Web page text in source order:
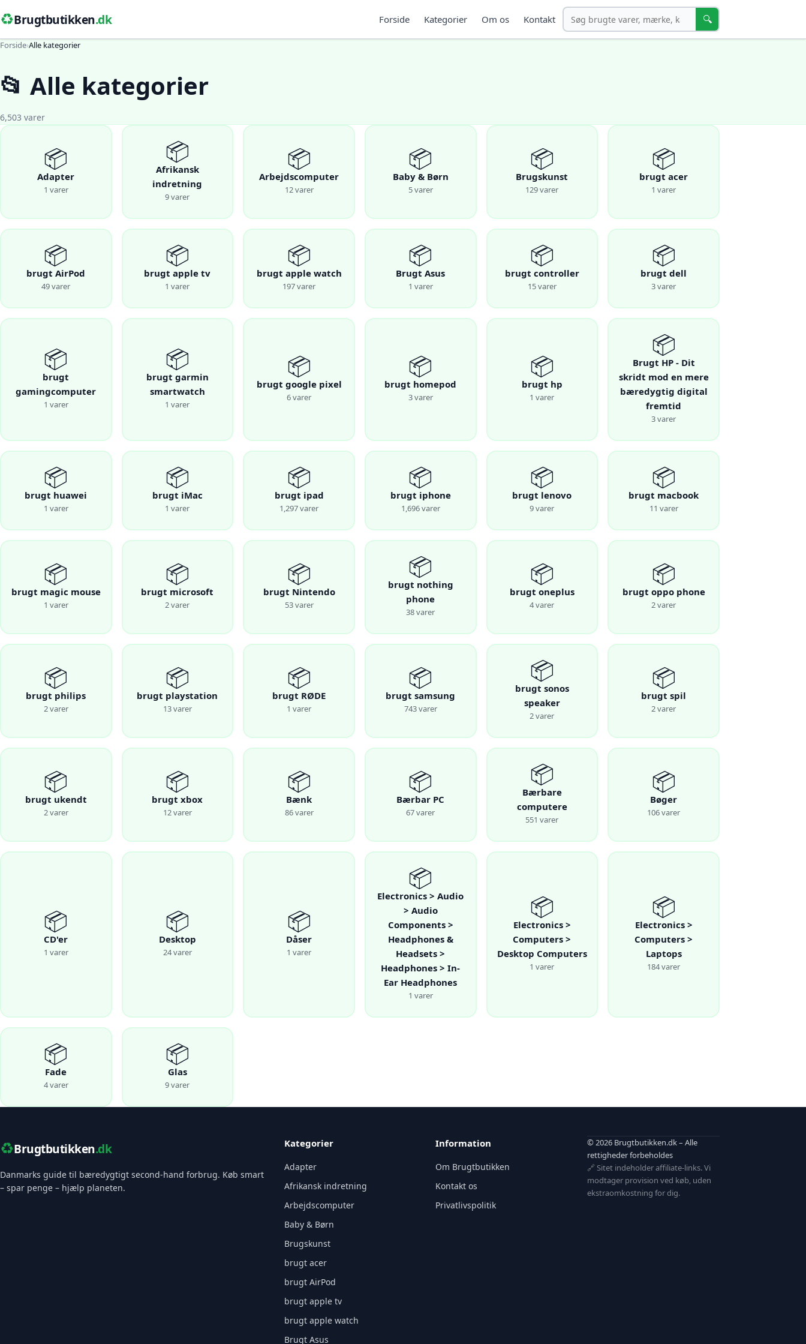
♻️Brugtbutikken.dk Forside Kategorier Om os Kontakt Søg 🔍
Forside›Alle kategorier
📂 Alle kategorier
6,503 varer
📦
Adapter
1 varer
📦
Afrikansk
indretning
9 varer
📦
Arbejdscomputer
12 varer
📦
Baby & Børn
5 varer
📦
Brugskunst
129 varer
📦
brugt acer
1 varer
📦
brugt AirPod
49 varer
📦
brugt apple tv
1 varer
📦
brugt apple watch
197 varer
📦
Brugt Asus
1 varer
📦
brugt controller
15 varer
📦
brugt dell
3 varer
📦
brugt
gamingcomputer
1 varer
📦
brugt garmin
smartwatch
1 varer
📦
brugt google pixel
6 varer
📦
brugt homepod
3 varer
📦
brugt hp
1 varer
📦
Brugt HP - Dit
skridt mod en mere
bæredygtig digital
fremtid
3 varer
📦
brugt huawei
1 varer
📦
brugt iMac
1 varer
📦
brugt ipad
1,297 varer
📦
brugt iphone
1,696 varer
📦
brugt lenovo
9 varer
📦
brugt macbook
11 varer
📦
brugt magic mouse
1 varer
📦
brugt microsoft
2 varer
📦
brugt Nintendo
53 varer
📦
brugt nothing
phone
38 varer
📦
brugt oneplus
4 varer
📦
brugt oppo phone
2 varer
📦
brugt philips
2 varer
📦
brugt playstation
13 varer
📦
brugt RØDE
1 varer
📦
brugt samsung
743 varer
📦
brugt sonos
speaker
2 varer
📦
brugt spil
2 varer
📦
brugt ukendt
2 varer
📦
brugt xbox
12 varer
📦
Bænk
86 varer
📦
Bærbar PC
67 varer
📦
Bærbare
computere
551 varer
📦
Bøger
106 varer
📦
CD'er
1 varer
📦
Desktop
24 varer
📦
Dåser
1 varer
📦
Electronics > Audio
> Audio
Components >
Headphones &
Headsets >
Headphones > In-
Ear Headphones
1 varer
📦
Electronics >
Computers >
Desktop Computers
1 varer
📦
Electronics >
Computers >
Laptops
184 varer
📦
Fade
4 varer
📦
Glas
9 varer
♻️Brugtbutikken.dk
Danmarks guide til bæredygtigt second-hand forbrug. Køb smart
– spar penge – hjælp planeten.
Kategorier
Adapter
Afrikansk indretning
Arbejdscomputer
Baby & Børn
Brugskunst
brugt acer
brugt AirPod
brugt apple tv
brugt apple watch
Brugt Asus
Information
Om Brugtbutikken
Kontakt os
Privatlivspolitik
© 2026 Brugtbutikken.dk – Alle
rettigheder forbeholdes
🔗 Sitet indeholder affiliate-links. Vi
modtager provision ved køb, uden
ekstraomkostning for dig.